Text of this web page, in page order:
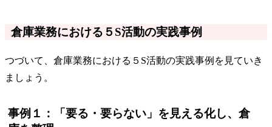
倉庫業務における５S活動の実践事例
つづいて、倉庫業務における５S活動の実践事例を見ていき
ましょう。
事例１：「要る・要らない」を見える化し、倉